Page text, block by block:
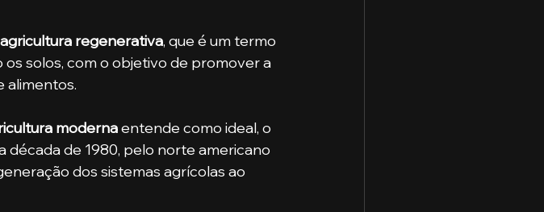
agricultura regenerativa, que é um termo
solos, com o objetivo de promover a
alimentos.
moderna entende como ideal, o
década de 1980, pelo norte americano
dos sistemas agrícolas ao